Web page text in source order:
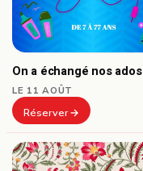
On a échangé nos ados
LE 11 AOÛT
Réserver